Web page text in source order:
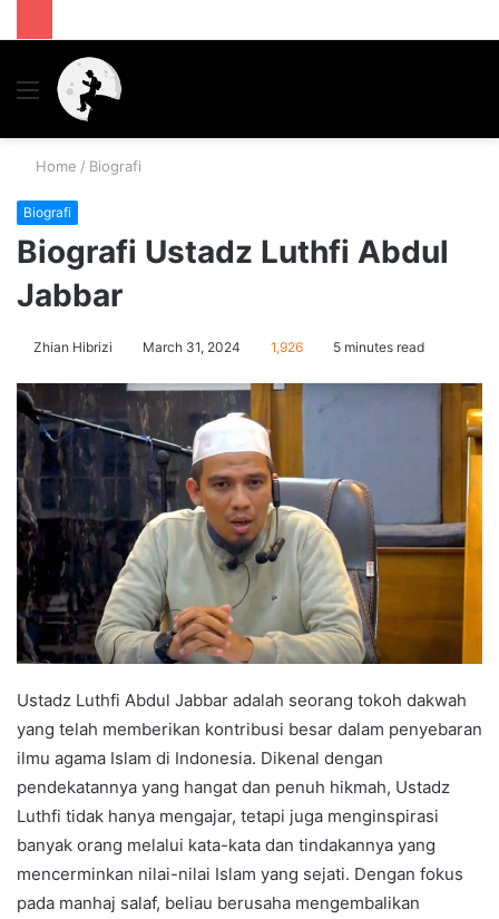
Menu
Home / Biografi
Biografi
Biografi Ustadz Luthfi Abdul
Jabbar
Zhian Hibrizi March 31, 2024 1,926 5 minutes read
Ustadz Luthfi Abdul Jabbar adalah seorang tokoh dakwah
yang telah memberikan kontribusi besar dalam penyebaran
ilmu agama Islam di Indonesia. Dikenal dengan
pendekatannya yang hangat dan penuh hikmah, Ustadz
Luthfi tidak hanya mengajar, tetapi juga menginspirasi
banyak orang melalui kata-kata dan tindakannya yang
mencerminkan nilai-nilai Islam yang sejati. Dengan fokus
pada manhaj salaf, beliau berusaha mengembalikan